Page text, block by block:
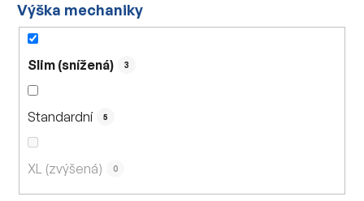
Výška mechaniky
Slim (snížená) 3
Standardní 5
XL (zvýšená) 0